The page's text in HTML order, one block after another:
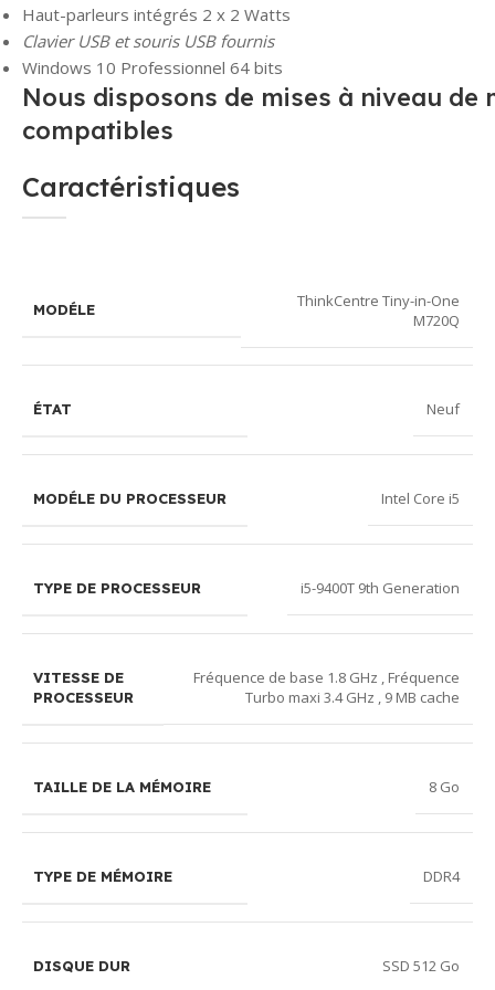
Haut-parleurs intégrés 2 x 2 Watts
Clavier USB et souris USB fournis
Windows 10 Professionnel 64 bits
Nous disposons de mises à niveau de
compatibles
Caractéristiques
MODÉLE
ThinkCentre Tiny-in-One
M720Q
ÉTAT Neuf
MODÉLE DU PROCESSEUR Intel Core i5
TYPE DE PROCESSEUR i5-9400T 9th Generation
VITESSE DE
PROCESSEUR
Fréquence de base 1.8 GHz , Fréquence
Turbo maxi 3.4 GHz , 9 MB cache
TAILLE DE LA MÉMOIRE 8 Go
TYPE DE MÉMOIRE DDR4
DISQUE DUR SSD 512 Go